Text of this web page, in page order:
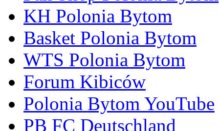
KH Polonia Bytom
Basket Polonia Bytom
WTS Polonia Bytom
Forum Kibiców
Polonia Bytom YouTube
PB FC Deutschland